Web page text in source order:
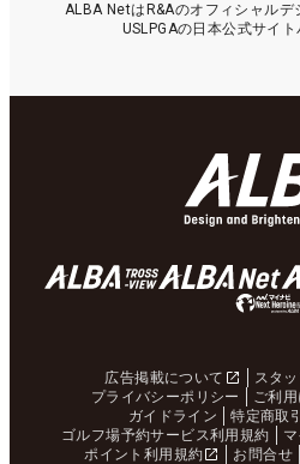
ALBA NetはR&Aのオフィシャル
USLPGAの日本公式サイト
広告掲載について スタ
プライバシーポリシー
ご利
ガイドライン
特定商取
ゴルフ場予約サービス利用規約
ポイント利用規約
お問合せ